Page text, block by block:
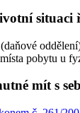
situaci
(daňové
pobytu u
mít s